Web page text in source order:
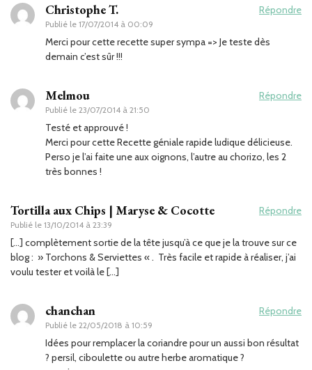
Christophe T.
Publié le 17/07/2014 à 00:09
Répondre
Merci pour cette recette super sympa => Je teste dès
demain c’est sûr !!!
Melmou
Publié le 23/07/2014 à 21:50
Répondre
Testé et approuvé !
Merci pour cette Recette géniale rapide ludique délicieuse.
Perso je l’ai faite une aux oignons, l’autre au chorizo, les 2
très bonnes !
Tortilla aux Chips | Maryse & Cocotte
Publié le 13/10/2014 à 23:39
Répondre
[…] complètement sortie de la tête jusqu’à ce que je la trouve sur ce
blog : » Torchons & Serviettes « . Très facile et rapide à réaliser, j’ai
voulu tester et voilà le […]
chanchan
Publié le 22/05/2018 à 10:59
Répondre
Idées pour remplacer la coriandre pour un aussi bon résultat
? persil, ciboulette ou autre herbe aromatique ?